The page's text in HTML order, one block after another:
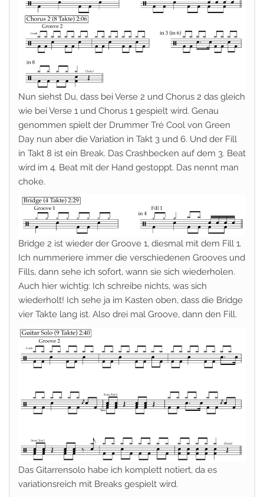
Nun siehst Du, dass bei Verse 2 und Chorus 2 das gleich
wie bei Verse 1 und Chorus 1 gespielt wird. Genau
genommen spielt der Drummer Tré Cool von Green
Day nun aber die Variation in Takt 3 und 6. Und der Fill
in Takt 8 ist ein Break. Das Crashbecken auf dem 3. Beat
wird im 4. Beat mit der Hand gestoppt. Das nennt man
choke.
Bridge 2 ist wieder der Groove 1, diesmal mit dem Fill 1.
Ich nummeriere immer die verschiedenen Grooves und
Fills, dann sehe ich sofort, wann sie sich wiederholen.
Auch hier wichtig: Ich schreibe nichts, was sich
wiederholt! Ich sehe ja im Kasten oben, dass die Bridge
vier Takte lang ist. Also drei mal Groove, dann den Fill.
Das Gitarrensolo habe ich komplett notiert, da es
variationsreich mit Breaks gespielt wird.